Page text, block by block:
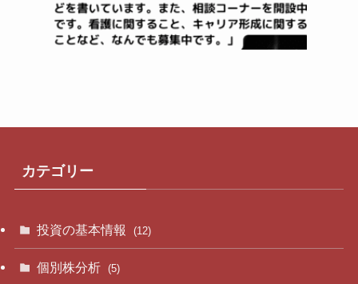
カテゴリー
投資の基本情報 (12)
個別株分析 (5)